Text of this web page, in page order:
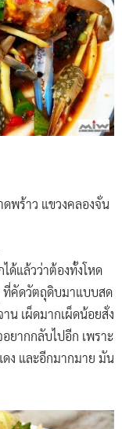
พร้าว แขวงคลองจั่น
ด้แล้วว่าต้องทั้งโหด
ที่คัดวัตถุดิบมาแบบสด
น เผ็ดมากเผ็ดน้อยสั่ง
อยากกลับไปอีก เพราะ
ง และอีกมากมาย มัน